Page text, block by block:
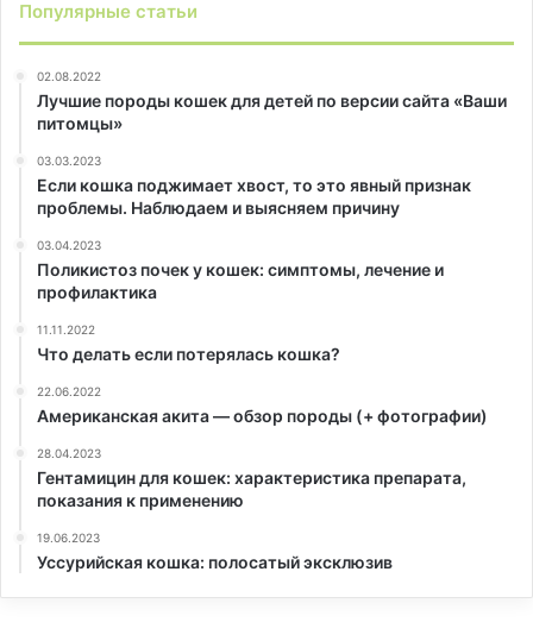
Популярные статьи
02.08.2022
Лучшие породы кошек для детей по версии сайта «Ваши
питомцы»
03.03.2023
Если кошка поджимает хвост, то это явный признак
проблемы. Наблюдаем и выясняем причину
03.04.2023
Поликистоз почек у кошек: симптомы, лечение и
профилактика
11.11.2022
Что делать если потерялась кошка?
22.06.2022
Американская акита — обзор породы (+ фотографии)
28.04.2023
Гентамицин для кошек: характеристика препарата,
показания к применению
19.06.2023
Уссурийская кошка: полосатый эксклюзив